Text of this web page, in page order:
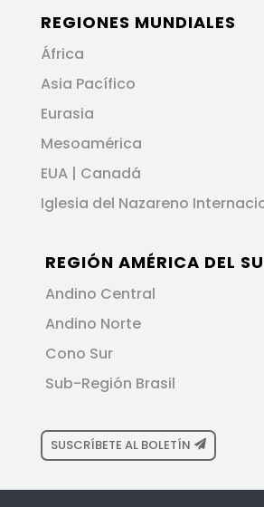
REGIONES MUNDIALES
África
Asia Pacífico
Eurasia
Mesoamérica
EUA | Canadá
Iglesia del Nazareno
REGIÓN AMÉRICA DEL
Andino Central
Andino Norte
Cono Sur
Sub-Región Brasil
SUSCRÍBETE AL BOLETÍN